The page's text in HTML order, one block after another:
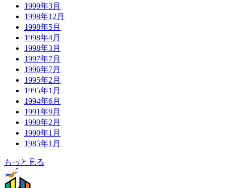
1999年3月
1998年12月
1998年5月
1998年4月
1998年3月
1997年7月
1996年7月
1995年2月
1995年1月
1994年6月
1991年9月
1990年2月
1990年1月
1985年1月
もっと見る